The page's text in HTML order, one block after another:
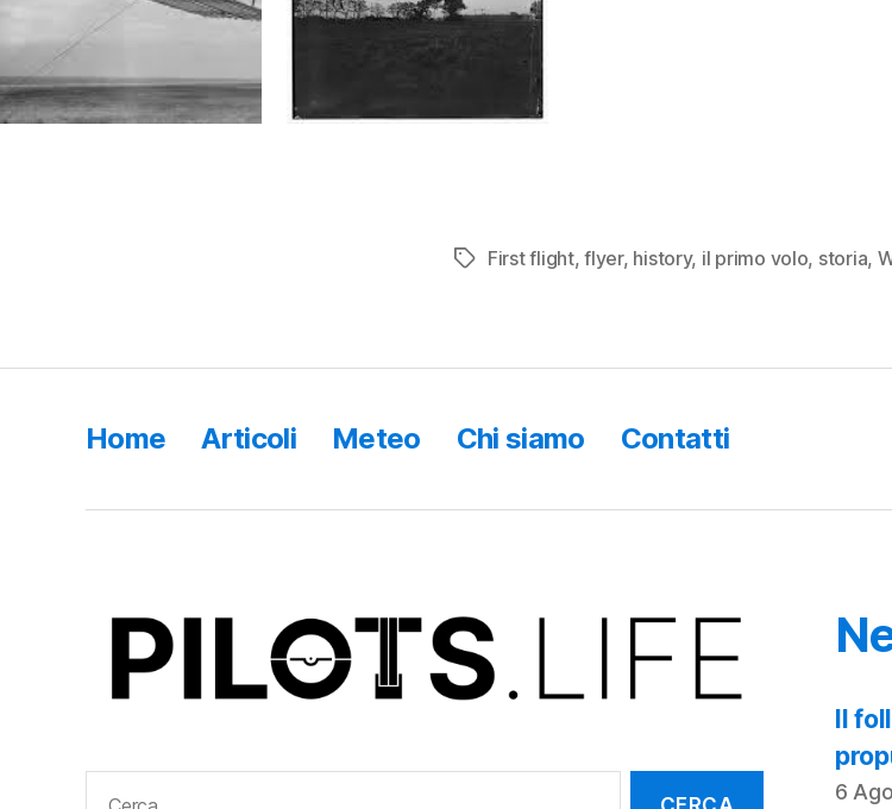
Tag First flight,flyer, history, il primo volo, storia,
Home Articoli Meteo Chi siamo Contatti
Il
6